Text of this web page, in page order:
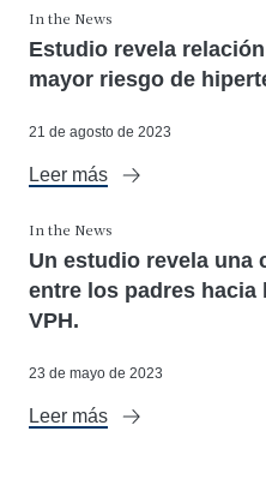
In the News
Estudio revela
mayor riesgo de
21 de agosto de 2023
Leer más
In the News
Un estudio revela una
entre los padres hacia
VPH.
23 de mayo de 2023
Leer más